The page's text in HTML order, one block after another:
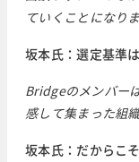
ていくことになりま
坂本氏：選定基準
Bridgeのメンバー
感して集まった組
坂本氏：だからこ